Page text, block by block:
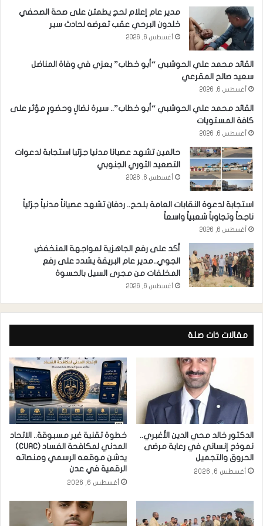
مدير عام إعلام لحج يطمئن على صحة الصحفي
خلدون البرحي عقب تعرضه لحادث سير
أغسطس 6, 2026
القائد محمد علي الحوشبي “أبو خطاب” يعزي في وفاة المناضل
سعيد صالح المقرعي
أغسطس 6, 2026
القائد محمد علي الحوشبي “أبو خطاب”.. سيرة نضالٍ وحضورٍ مؤثر على
كافة المستويات
أغسطس 6, 2026
حالمين تشهد عصيانا مدنيا جزئيا استجابة لدعوات
التصعيد الثوري الجنوبي
أغسطس 6, 2026
استجابة لدعوة النقابات العامة بلحج.. ردفان تشهد عصياناً مدنياً جزئياً
ناجحاً وتجاوباً شعبياً واسعاً
أغسطس 6, 2026
أكد على رفع الجاهزية لمواجهة المنخفض
الجوي..مدير عام البريقة يشدد على رفع
المخلفات من مجرى السيل بالحسوة
أغسطس 6, 2026
مقالات ذات صلة
الدكتور خالد محي الدين الأغبري..
نموذج إنساني في رعاية مرضى
الحروق والتجميل
أغسطس 6, 2026
خطوة تقنية غير مسبوقة.. الاتحاد
المدني لمكافحة الفساد (CUAC)
يدشن موقعه الرسمي ومنصاته
الرقمية في عدن
أغسطس 6, 2026